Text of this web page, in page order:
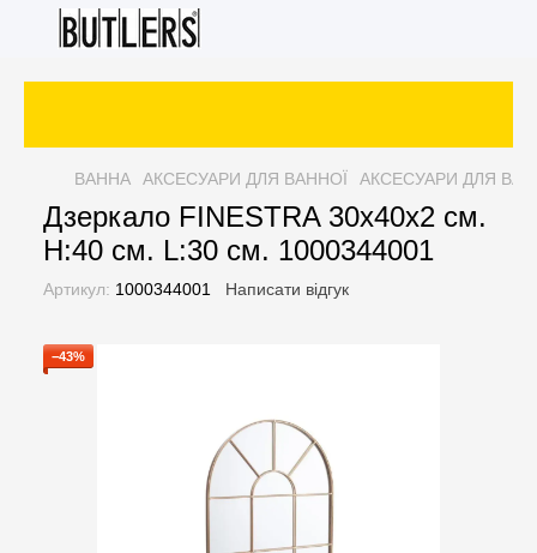
ВАННА АКСЕСУАРИ ДЛЯ ВАННОЇ АКСЕСУАРИ ДЛЯ
Дзеркало FINESTRA 30х40х2 см.
H:40 см. L:30 см. 1000344001
Артикул: 1000344001 Написати відгук
−43%